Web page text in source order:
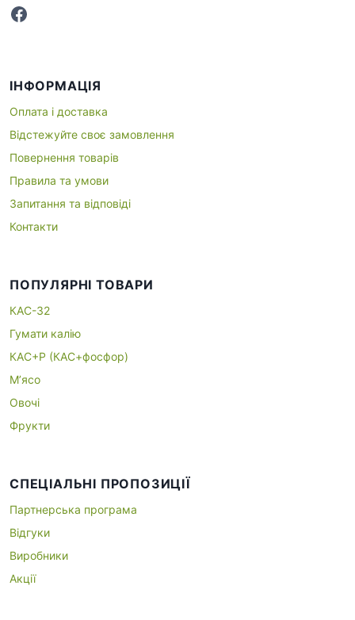
Facebook
ІНФОРМАЦІЯ
Оплата і доставка
Відстежуйте своє замовлення
Повернення товарів
Правила та умови
Запитання та відповіді
Контакти
ПОПУЛЯРНІ ТОВАРИ
КАС-32
Гумати калію
КАС+P (КАС+фосфор)
М’ясо
Овочі
Фрукти
СПЕЦІАЛЬНІ ПРОПОЗИЦІЇ
Партнерська програма
Відгуки
Виробники
Акції